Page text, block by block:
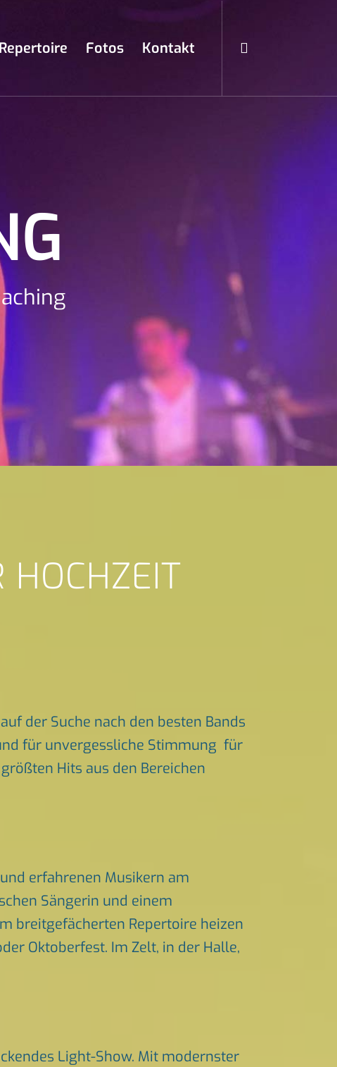
Repertoire Fotos Kontakt
HOCHZEIT
der Suche nach den besten Bands
für unvergessliche Stimmung für
Hits aus den Bereichen
erfahrenen Musikern am
Sängerin und einem
breitgefächerten Repertoire heizen
Oktoberfest. Im Zelt, in der Halle,
Light-Show. Mit modernster